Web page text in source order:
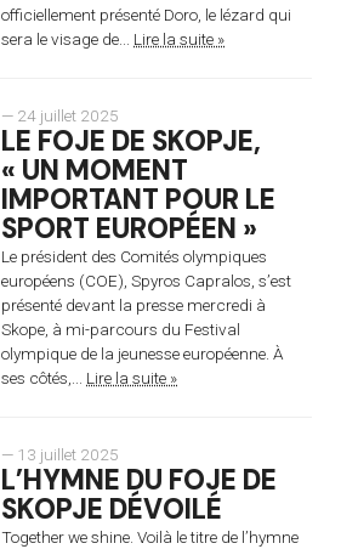
officiellement présenté Doro, le lézard qui
sera le visage de... Lire la suite »
— 24 juillet 2025
LE FOJE DE SKOPJE,
« UN MOMENT
IMPORTANT POUR LE
SPORT EUROPÉEN »
Le président des Comités olympiques
européens (COE), Spyros Capralos, s’est
présenté devant la presse mercredi à
Skope, à mi-parcours du Festival
olympique de la jeunesse européenne. À
ses côtés,... Lire la suite »
— 13 juillet 2025
L’HYMNE DU FOJE DE
SKOPJE DÉVOILÉ
Together we shine. Voilà le titre de l’hymne